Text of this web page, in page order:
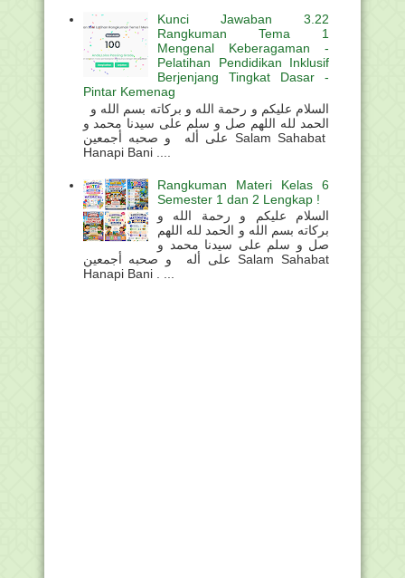
Kunci Jawaban 3.22
Rangkuman Tema 1
Mengenal Keberagaman -
Pelatihan Pendidikan Inklusif
Berjenjang Tingkat Dasar -
Pintar Kemenag
الحمد لله اللهم صل و سلم على سيدنا محمد و
على أله و صحبه أجمعين Salam Sahabat
Hanapi Bani ....
Rangkuman Materi Kelas 6
Semester 1 dan 2 Lengkap !
السلام عليكم و رحمة الله و
بركاته بسم الله و الحمد لله اللهم
صل و سلم على سيدنا محمد و
على أله و صحبه أجمعين Salam Sahabat
Hanapi Bani . ...